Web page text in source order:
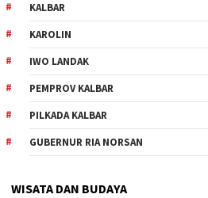
KALBAR
KAROLIN
IWO LANDAK
PEMPROV KALBAR
PILKADA KALBAR
GUBERNUR RIA NORSAN
WISATA DAN BUDAYA